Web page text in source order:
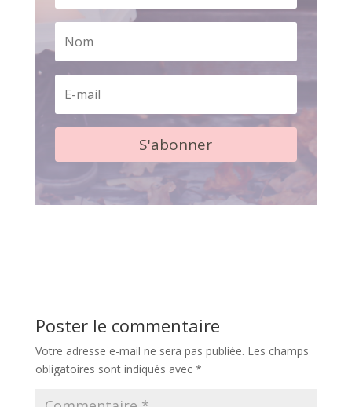
S'abonner
Poster le commentaire
Votre adresse e-mail ne sera pas publiée. Les champs
obligatoires sont indiqués avec *